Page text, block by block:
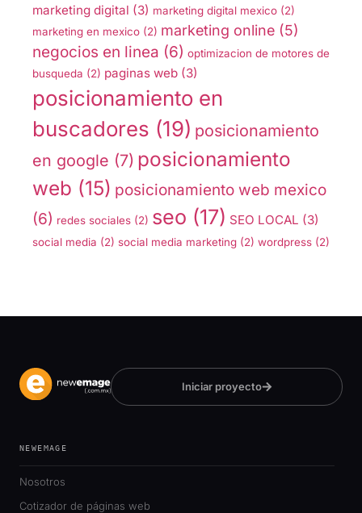
marketing digital (3) marketing digital mexico (2)
marketing en mexico (2) marketing online (5)
negocios en linea (6) optimizacion de motores de
busqueda (2) paginas web (3)
posicionamiento en
buscadores (19) posicionamiento
en google (7) posicionamiento
web (15) posicionamiento web mexico
(6) redes sociales (2) seo (17) SEO LOCAL (3)
social media (2) social media marketing (2) wordpress (2)
Iniciar proyecto
NEWEMAGE
Nosotros
Cotizador de páginas web